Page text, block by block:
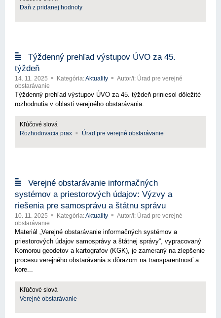
Daň z pridanej hodnoty
Týždenný prehľad výstupov ÚVO za 45.
týždeň
14. 11. 2025 Kategória:Aktuality
Autor/i: Úrad pre verejné
obstarávanie
Týždenný prehľad výstupov ÚVO za 45. týždeň priniesol dôležité
rozhodnutia v oblasti verejného obstarávania.
Kľúčové slová
Rozhodovacia prax
Úrad pre verejné obstarávanie
Verejné obstarávanie informačných
systémov a priestorových údajov: Výzvy a
riešenia pre samosprávu a štátnu správu
10. 11. 2025 Kategória:Aktuality
Autor/i: Úrad pre verejné
obstarávanie
Materiál „Verejné obstarávanie informačných systémov a
priestorových údajov samosprávy a štátnej správy“, vypracovaný
Komorou geodetov a kartografov (KGK), je zameraný na zlepšenie
procesu verejného obstarávania s dôrazom na transparentnosť a
kore...
Kľúčové slová
Verejné obstarávanie